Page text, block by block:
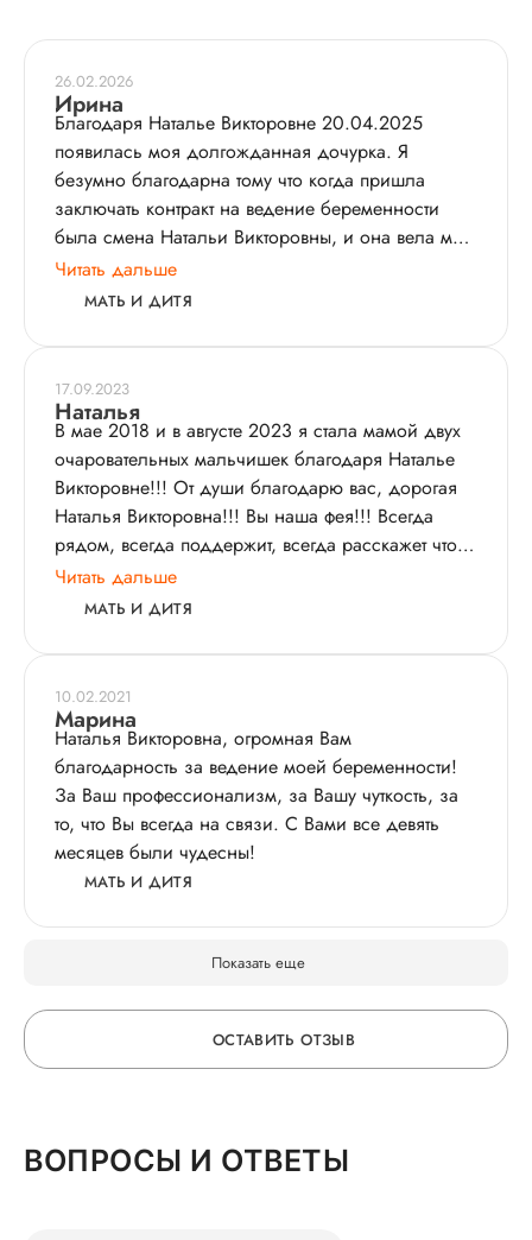
26.02.2026
Ирина
Благодаря Наталье Викторовне 20.04.2025
появилась моя долгожданная дочурка. Я
безумно благодарна тому что когда пришла
заключать контракт на ведение беременности
была смена Натальи Викторовны, и она вела мою
беременность, я каждый раз с удовольствием
шла к ней на прием)
Наталье Викторовне. Дай бог пойду рожать еще
малыша, и пойду только к ней
Читать дальше
МАТЬ И ДИТЯ
17.09.2023
Наталья
В мае 2018 и в августе 2023 я стала мамой двух
очаровательных мальчишек благодаря Наталье
Викторовне!!! От души благодарю вас, дорогая
Наталья Викторовна!!! Вы наша фея!!! Всегда
рядом, всегда поддержит, всегда расскажет что
будет дальше!!! Сделает так, чтобы не было
Читать дальше
МАТЬ И ДИТЯ
10.02.2021
Марина
Наталья Викторовна, огромная Вам
благодарность за ведение моей беременности!
За Ваш профессионализм, за Вашу чуткость, за
то, что Вы всегда на связи. С Вами все девять
месяцев были чудесны!
МАТЬ И ДИТЯ
Показать еще
ОСТАВИТЬ ОТЗЫВ
ВОПРОСЫ И ОТВЕТЫ